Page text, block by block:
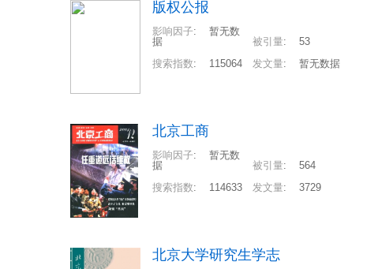
版权公报
影响因子:
暂无数
据
被引量:
53
搜索指数: 115064 发文量: 暂无数据
北京工商
影响因子:
暂无数
据
被引量:
564
搜索指数: 114633 发文量: 3729
北京大学研究生学志